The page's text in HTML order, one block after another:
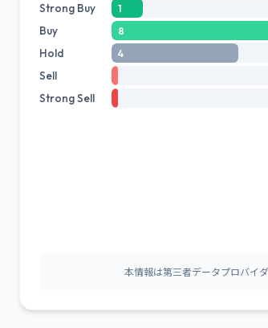
Strong Buy 1
Buy 8
Hold 4
Sell
Strong Sell
本情報は第三者データプロバイ